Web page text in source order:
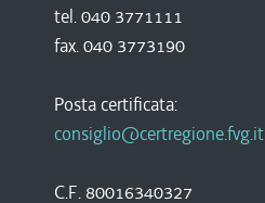
tel. 040 3771111
fax. 040 3773190
Posta certificata:
consiglio@certregione.fvg.it
C.F. 80016340327